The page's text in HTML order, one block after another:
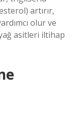
artırır,
olur ve
asitleri iltihap